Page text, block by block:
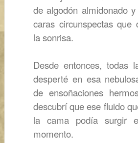
de algodón almidonado
caras circunspectas que
la sonrisa.
Desde entonces, todas
desperté en esa
de ensoñaciones
descubrí que ese fluido
la cama podía surgir
momento.